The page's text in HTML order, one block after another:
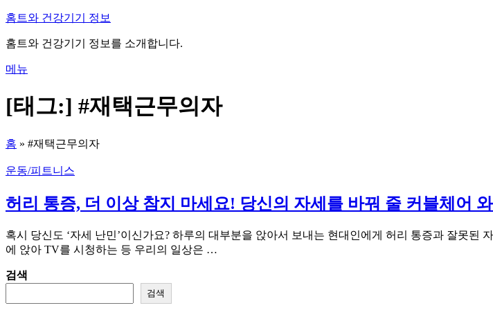
내
으
바
기
홈트와 건강기기 정보
홈트와 건강기기 정보를 소개합니다.
메뉴
[태그:] #재택근무의자
홈 » #재택근무의자
운동/피트니스
허리 통증, 더 이상 참지 마세요! 당신의 자세를 바꿔 줄 커블체어
혹시 당신도 ‘자세 난민’이신가요? 하루의 대부분을 앉아서 보내는 현대인에게 허리 통증과 잘못
에 앉아 TV를 시청하는 등 우리의 일상은 …
검색
검색